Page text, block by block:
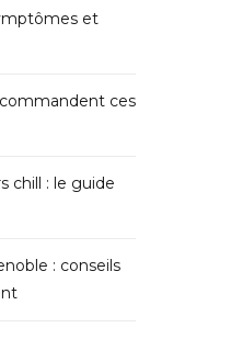
et
ces
chill : le guide
: conseils